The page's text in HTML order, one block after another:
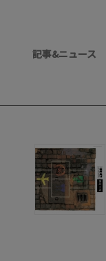
記事&ニュース